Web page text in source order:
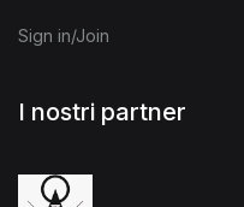
Sign in/Join
I nostri partner